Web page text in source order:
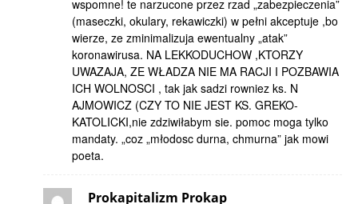
wspomne! te narzucone przez rzad „zabezpieczenia”
(maseczki, okulary, rekawiczki) w pełni akceptuje ,bo
wierze, ze zminimalizuja ewentualny „atak”
koronawirusa. NA LEKKODUCHOW ,KTORZY
UWAZAJA, ZE WŁADZA NIE MA RACJI I POZBAWIA
ICH WOLNOSCI , tak jak sadzi rowniez ks. N
AJMOWICZ (CZY TO NIE JEST KS. GREKO-
KATOLICKI,nie zdziwiłabym sie. pomoc moga tylko
mandaty. „coz „młodosc durna, chmurna” jak mowi
poeta.
Prokapitalizm Prokap